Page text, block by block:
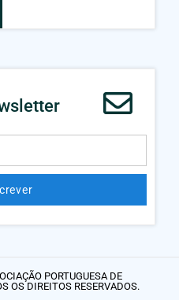
PORTUGUESA DE
OS DIREITOS RESERVADOS.